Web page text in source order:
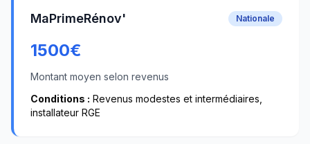
MaPrimeRénov' Nationale
1500€
Montant moyen selon revenus
Conditions : Revenus modestes et intermédiaires,
installateur RGE